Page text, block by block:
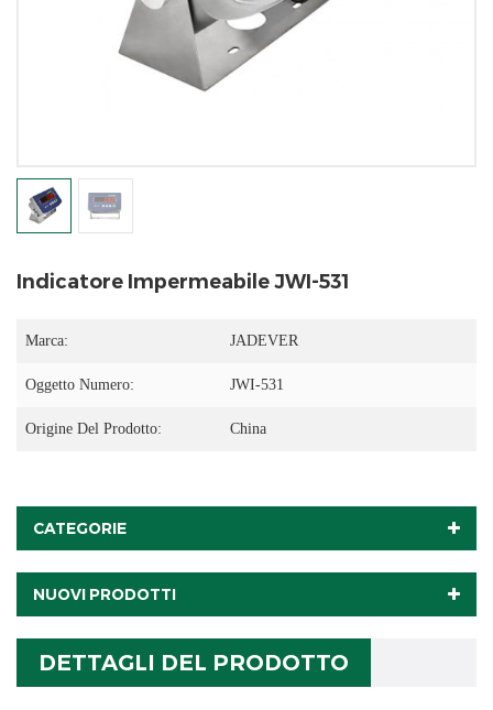
Indicatore Impermeabile JWI-531
Marca: JADEVER
Oggetto Numero: JWI-531
Origine Del Prodotto: China
CATEGORIE
NUOVI PRODOTTI
DETTAGLI DEL PRODOTTO